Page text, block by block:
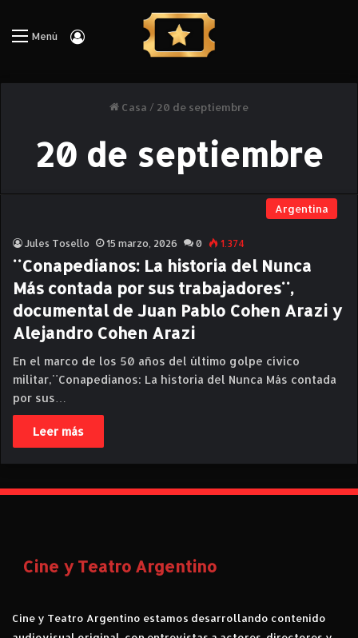
Menú Iniciar Sesión
Casa / 20 de septiembre
20 de septiembre
Argentina
Jules Tosello 15 marzo, 2026 0 1.374
¨Conapedianos: La historia del Nunca
Más contada por sus trabajadores¨,
documental de Juan Pablo Cohen Arazi y
Alejandro Cohen Arazi
En el marco de los 50 años del último golpe cívico
militar,¨Conapedianos: La historia del Nunca Más contada
por sus…
Leer más
Cine y Teatro Argentino
Cine y Teatro Argentino estamos desarrollando contenido